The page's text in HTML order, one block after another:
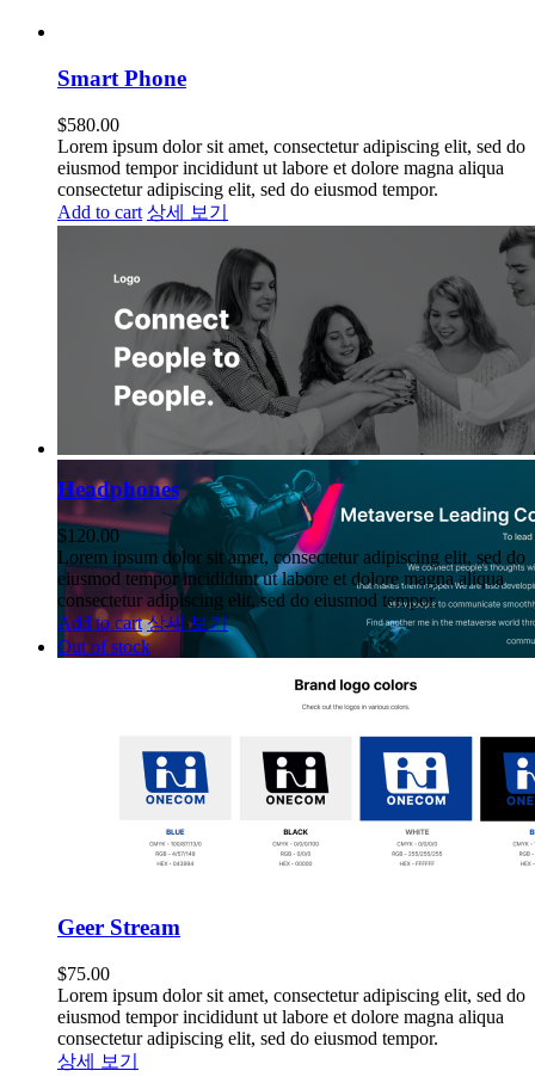
Smart Phone
$580.00
Lorem ipsum dolor sit amet, consectetur adipiscing elit, sed do
eiusmod tempor incididunt ut labore et dolore magna aliqua
consectetur adipiscing elit, sed do eiusmod tempor.
Add to cart 상세 보기
Headphones
$120.00
Lorem ipsum dolor sit amet, consectetur adipiscing elit, sed do
eiusmod tempor incididunt ut labore et dolore magna aliqua
consectetur adipiscing elit, sed do eiusmod tempor.
Add to cart 상세 보기
Out of stock
Geer Stream
$75.00
Lorem ipsum dolor sit amet, consectetur adipiscing elit, sed do
eiusmod tempor incididunt ut labore et dolore magna aliqua
consectetur adipiscing elit, sed do eiusmod tempor.
상세 보기